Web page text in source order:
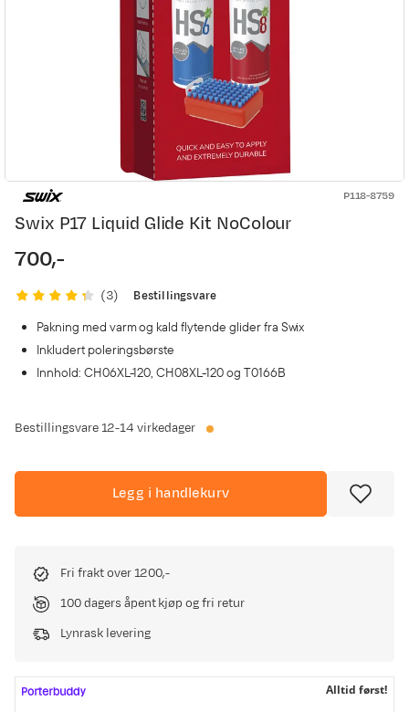
P118-8759
Swix P17 Liquid Glide Kit NoColour
price
700,-
(3)
Bestillingsvare
Pakning med varm og kald flytende glider fra Swix
Inkludert poleringsbørste
Innhold: CH06XL-120, CH08XL-120 og T0166B
Bestillingsvare 12-14 virkedager
Legg i handlekurv
Fri frakt over 1200,-
100 dagers åpent kjøp og fri retur
Lynrask levering
Alltid først!